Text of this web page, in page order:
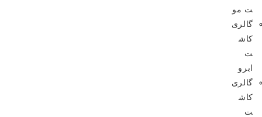
ت مو
گالری
کاش
ت
ابرو
گالری
کاش
ت